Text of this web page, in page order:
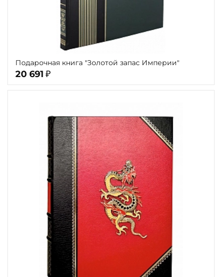
Подарочная книга "Золотой запас Империи"
20 691 ₽